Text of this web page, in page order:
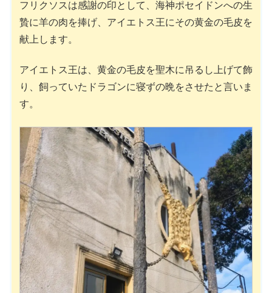
フリクソスは感謝の印として、海神ポセイドンへの生
贄に羊の肉を捧げ、アイエトス王にその黄金の毛皮を
献上します。
アイエトス王は、黄金の毛皮を聖木に吊るし上げて飾
り、飼っていたドラゴンに寝ずの晩をさせたと言いま
す。